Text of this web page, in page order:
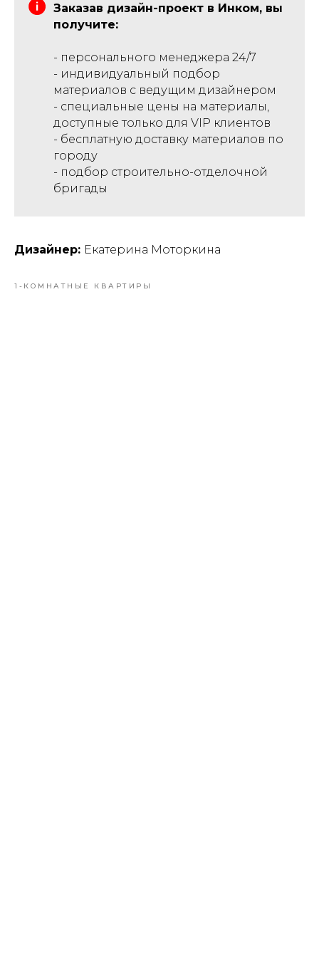
Заказав дизайн-проект в Инком, вы
получите:
- персонального менеджера 24/7
- индивидуальный подбор
материалов с ведущим дизайнером
- специальные цены на материалы,
доступные только для VIP клиентов
- бесплатную доставку материалов по
городу
- подбор строительно-отделочной
бригады
Дизайнер: Екатерина Моторкина
1-КОМНАТНЫЕ КВАРТИРЫ